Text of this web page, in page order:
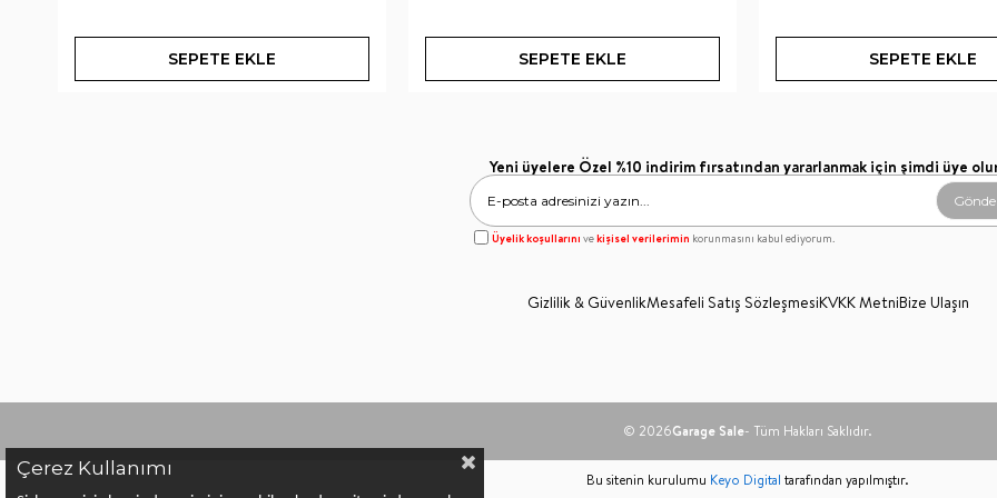
SEPETE EKLE SEPETE EKLE SEPETE EKLE
Yeni üyelere Özel %10 indirim fırsatından yararlanmak için şimdi üye
Üyelik koşullarını vekişisel verilerimin korunmasını kabul ediyorum.
Gizlilik & GüvenlikMesafeli Satış SözleşmesiKVKK MetniBize Ulaşın
© 2026Garage Sale- Tüm Hakları Saklıdır.
Bu sitenin kurulumu Keyo Digital tarafından yapılmıştır.
Çerez Kullanımı